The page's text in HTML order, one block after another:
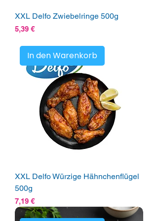
XXL Delfo Zwiebelringe 500g
Preis
5,39 €
In den Warenkorb
XXL Delfo Würzige Hähnchenflügel
500g
Preis
7,19 €